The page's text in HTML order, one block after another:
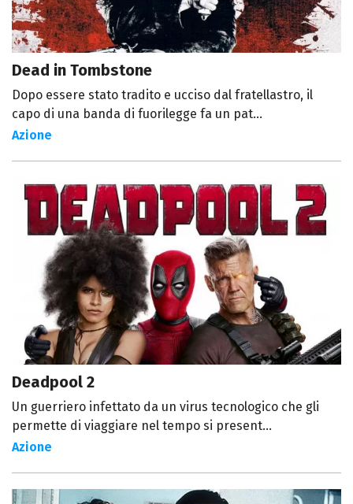
Dead in Tombstone
Dopo essere stato tradito e ucciso dal fratellastro, il
capo di una banda di fuorilegge fa un pat...
Azione
Deadpool 2
Un guerriero infettato da un virus tecnologico che gli
permette di viaggiare nel tempo si present...
Azione